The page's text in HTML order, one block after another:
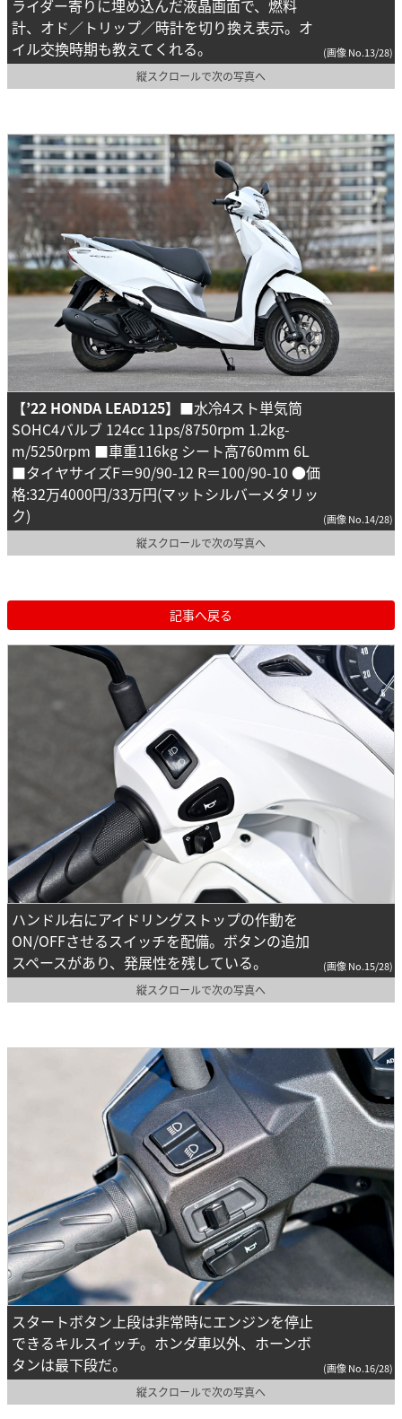
ライダー寄りに埋め込んだ液晶画面で、燃料
計、オド／トリップ／時計を切り換え表示。オ
イル交換時期も教えてくれる。
(画像 No.13/28)
縦スクロールで次の写真へ
【’22 HONDA LEAD125】 ■水冷4スト単気筒
SOHC4バルブ 124cc 11ps/8750rpm 1.2kg-
m/5250rpm ■車重116kg シート高760mm 6L
■タイヤサイズF＝90/90-12 R＝100/90-10 ●価
格:32万4000円/33万円(マットシルバーメタリッ
ク)
(画像 No.14/28)
縦スクロールで次の写真へ
記事へ戻る
ハンドル右にアイドリングストップの作動を
ON/OFFさせるスイッチを配備。ボタンの追加
スペースがあり、発展性を残している。
(画像 No.15/28)
縦スクロールで次の写真へ
スタートボタン上段は非常時にエンジンを停止
できるキルスイッチ。ホンダ車以外、ホーンボ
タンは最下段だ。
(画像 No.16/28)
縦スクロールで次の写真へ